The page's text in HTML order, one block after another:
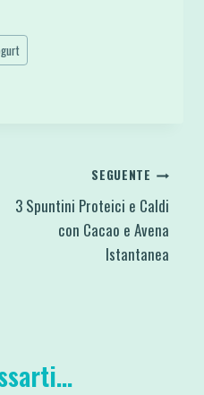
SEGUENTE
3 Spuntini Proteici e Caldi
con Cacao e Avena
Istantanea